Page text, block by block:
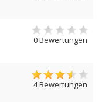
0 Bewertungen
4 Bewertungen